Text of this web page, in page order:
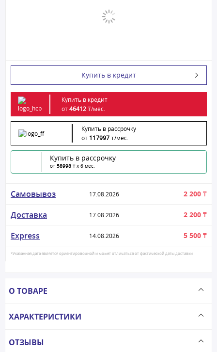
Купить в кредит
Купить в кредит
от46412₸/мес.
Купить в рассрочку
от 117997₸/мес.
Купить в рассрочку
от 58998 ₸ x 6 мес.
Самовывоз 17.08.2026 2 200 ₸
Доставка 17.08.2026 2 200 ₸
Express 14.08.2026 5 500 ₸
*Указанная дата является ориентировочной и может отличаться от фактической даты доставки
О ТОВАРЕ
ХАРАКТЕРИСТИКИ
ОТЗЫВЫ